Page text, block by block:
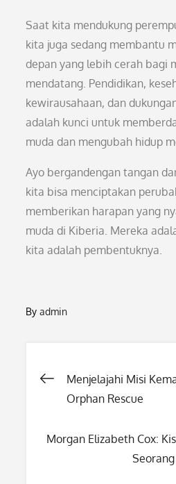
Saat kita mendukung
kita juga sedang membantu
depan yang lebih cerah bagi
mendatang. Pendidikan,
kewirausahaan, dan
adalah kunci untuk
muda dan mengubah hidup
Ayo bergandengan tangan
kita bisa menciptakan
memberikan harapan yang
muda di Kiberia. Mereka
kita adalah pembentuknya.
Byadmin
Post
Menjelajahi Misi
Orphan Rescue
Morgan Elizabeth Cox: